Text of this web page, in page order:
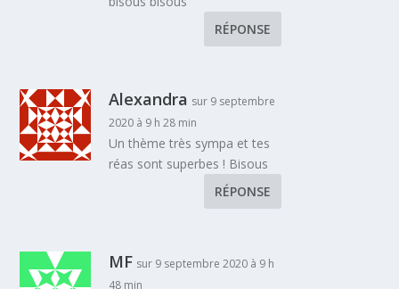
RÉPONSE
Alexandra sur 9 septembre
2020 à 9 h 28 min
Un thème très sympa et tes
réas sont superbes ! Bisous
RÉPONSE
MF sur 9 septembre 2020 à 9 h
48 min